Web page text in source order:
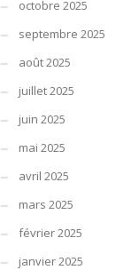
octobre 2025
septembre 2025
août 2025
juillet 2025
juin 2025
mai 2025
avril 2025
mars 2025
février 2025
janvier 2025